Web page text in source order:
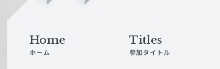
Home
ホーム
Titles
参加タイトル